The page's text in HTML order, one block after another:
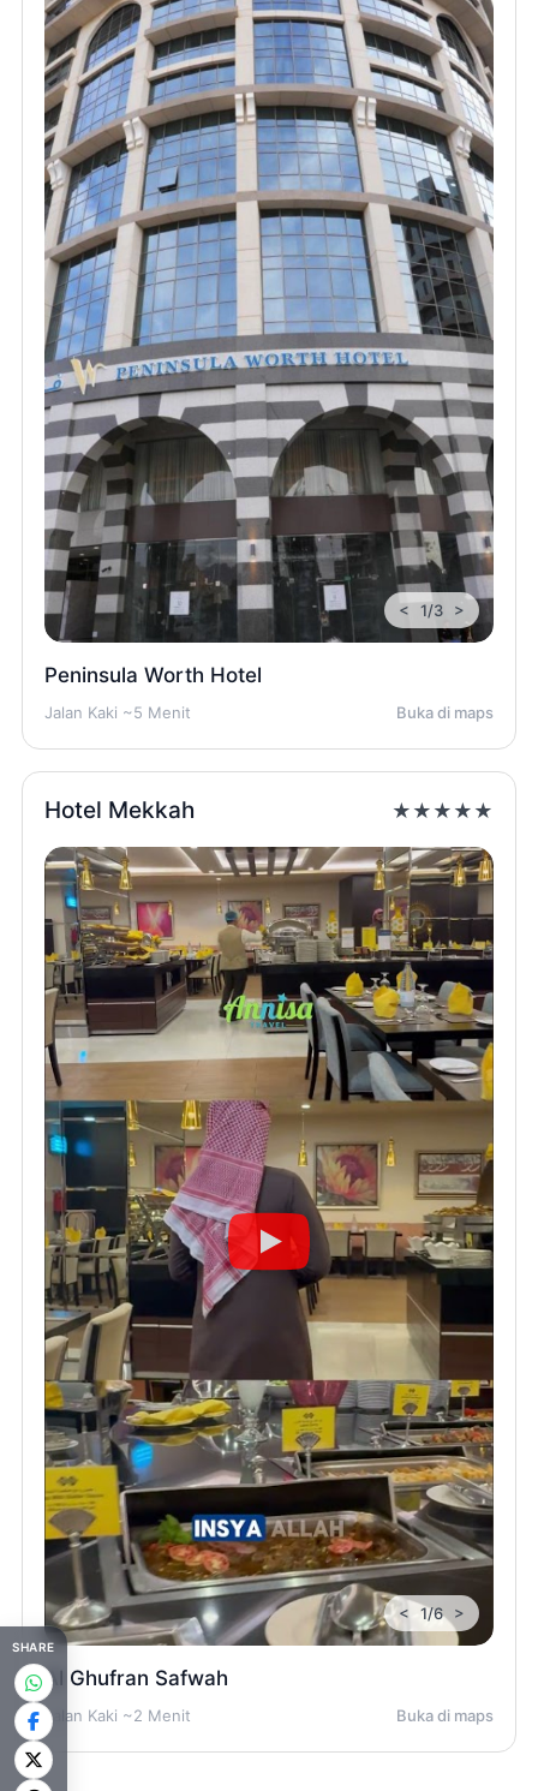
< 1/3 >
Peninsula Worth Hotel
Jalan Kaki ~5 Menit Buka di maps
Hotel Mekkah ★★★★★
< 1/6 >
Al Ghufran Safwah
Jalan Kaki ~2 Menit Buka di maps
SHARE